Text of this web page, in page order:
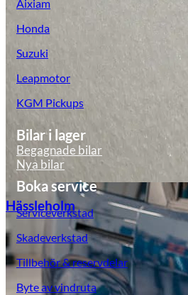
Hässleholm
Aixiam
Honda
Suzuki
Leapmotor
KGM Pickups
Bilar i lager
Begagnade bilar
Nya bilar
Boka service
Serviceverkstad
Skadeverkstad
Tillbehör & reservdelar
Byte av vindruta